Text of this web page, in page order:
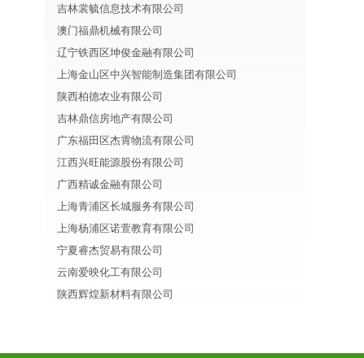
吉林裳毓信息技术有限公司
澳门福鼎机械有限公司
辽宁铁西区坤俊金融有限公司
上海金山区中兴智能制造集团有限公司
陕西柏德农业有限公司
吉林鼎信房地产有限公司
广东福田区杰霄物流有限公司
江西兴旺能源股份有限公司
广西精诚金融有限公司
上海青浦区长城服务有限公司
上海杨浦区诺萱教育有限公司
宁夏睿杰贸易有限公司
云南爱映化工有限公司
陕西辉煌新材料有限公司